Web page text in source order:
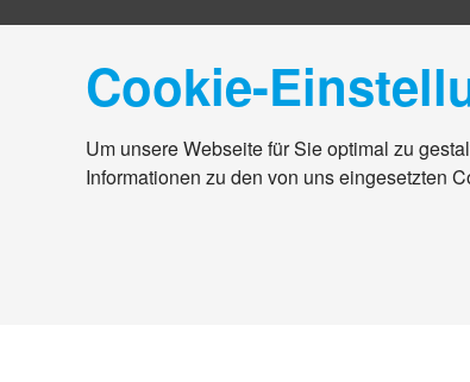
Cookie-
Um unsere Webseite für Sie optimal zu
Informationen zu den von uns eingesetzten